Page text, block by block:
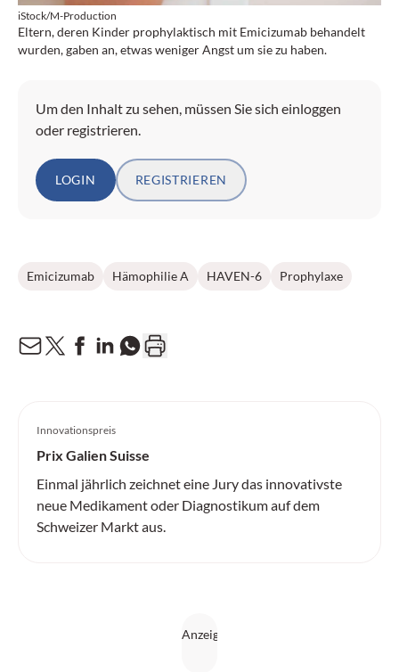
iStock/M-Production
Eltern, deren Kinder prophylaktisch mit Emicizumab behandelt
wurden, gaben an, etwas weniger Angst um sie zu haben.
Um den Inhalt zu sehen, müssen Sie sich einloggen
oder registrieren.
LOGIN REGISTRIEREN
Emicizumab Hämophilie A HAVEN-6 Prophylaxe
Innovationspreis
Prix Galien Suisse
Einmal jährlich zeichnet eine Jury das innovativste
neue Medikament oder Diagnostikum auf dem
Schweizer Markt aus.